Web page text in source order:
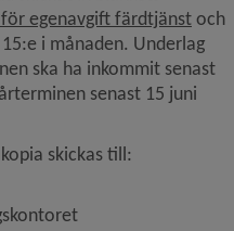
egenavgift färdtjänst, och
i månaden. Underlag
ska ha inkommit senast
senast 15 juni
i nytt fönster.
skickas till: